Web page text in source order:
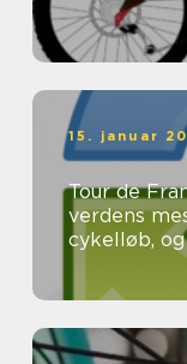
15. januar
Tour de
verdens
cykelløb, og
er